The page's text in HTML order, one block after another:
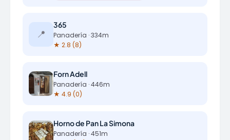
📍
365
Panadería · 334m
★ 2.8 (8)
Forn Adell
Panadería · 446m
★ 4.9 (0)
Horno de Pan La Simona
Panadería · 451m